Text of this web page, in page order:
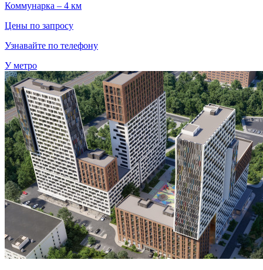
Коммунарка – 4 км
Цены по запросу
Узнавайте по телефону
У метро